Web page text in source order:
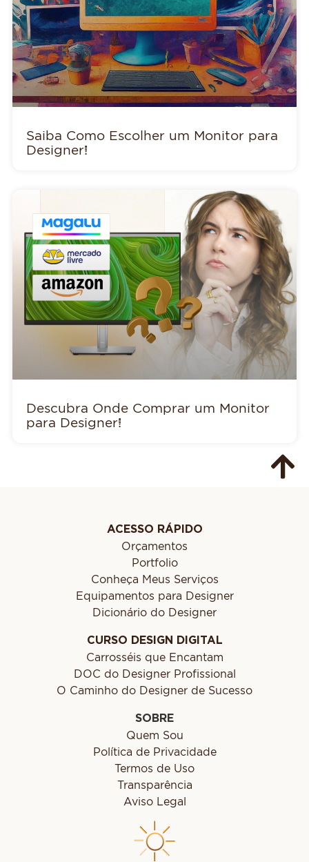
Saiba Como Escolher um Monitor para
Designer!
Descubra Onde Comprar um Monitor
para Designer!
ACESSO RÁPIDO
Orçamentos
Portfolio
Conheça Meus Serviços
Equipamentos para Designer
Dicionário do Designer
CURSO DESIGN DIGITAL
Carrosséis que Encantam
DOC do Designer Profissional
O Caminho do Designer de Sucesso
SOBRE
Quem Sou
Política de Privacidade
Termos de Uso
Transparência
Aviso Legal